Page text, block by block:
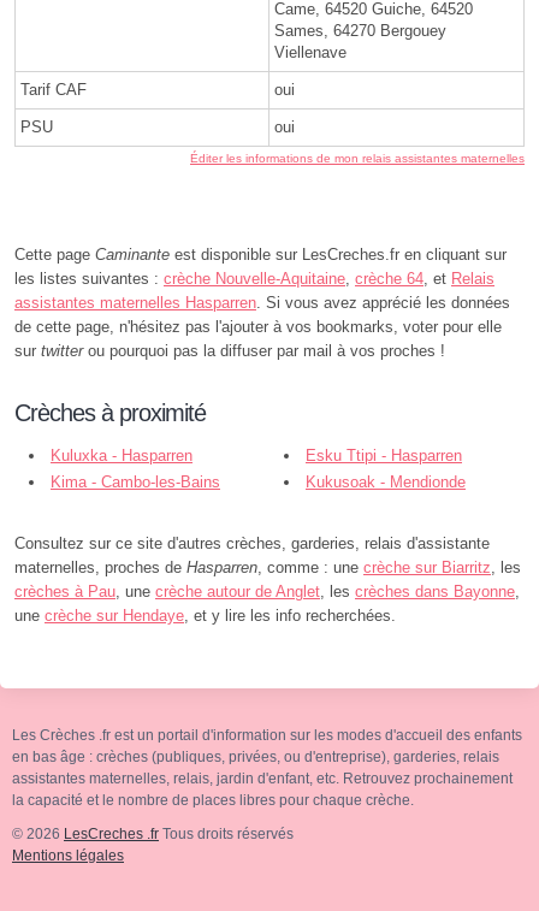
Came, 64520 Guiche, 64520
Sames, 64270 Bergouey
Viellenave
Tarif CAF oui
PSU oui
Éditer les informations de mon relais assistantes maternelles
Cette page Caminante est disponible sur LesCreches.fr en cliquant sur
les listes suivantes : crèche Nouvelle-Aquitaine crèche 64 , et Relais
assistantes maternelles Hasparren . Si vous avez apprécié les données
de cette page, n'hésitez pas l'ajouter à vos bookmarks, voter pour elle
sur twitterou pourquoi pas la diffuser par mail à vos proches !
Crèches à proximité
Kuluxka - Hasparren
Esku Ttipi - Hasparren
Kima - Cambo-les-Bains
Kukusoak - Mendionde
Consultez sur ce site d'autres crèches, garderies, relais d'assistante
maternelles, proches de Hasparren , comme : une crèche sur Biarritz , les
crèches à Pau , une crèche autour de Anglet , les crèches dans Bayonne
une crèche sur Hendaye , et y lire les info recherchées.
Les Crèches .fr est un portail d'information sur les modes d'accueil des enfants
en bas âge : crèches (publiques, privées, ou d'entreprise), garderies, relais
assistantes maternelles, relais, jardin d'enfant, etc. Retrouvez prochainement
la capacité et le nombre de places libres pour chaque crèche.
© 2026 LesCreches .fr Tous droits réservés
Mentions légales